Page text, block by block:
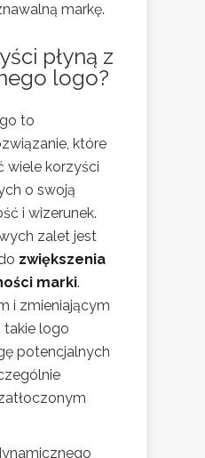
markę.
płyną z
logo?
to
które
wiele korzyści
o swoją
i wizerunek.
zalet jest
zwiększenia
marki.
i zmieniającym
takie logo
potencjalnych